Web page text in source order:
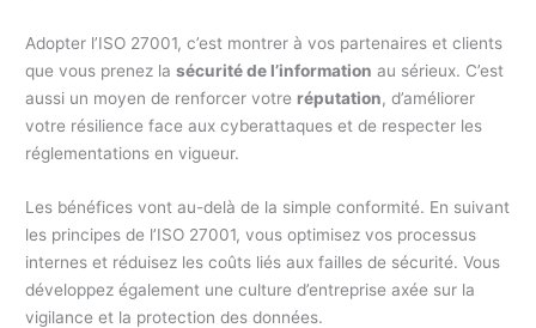
Adopter l’ISO 27001, c’est montrer à vos partenaires et clients
que vous prenez lasécurité de l’information au sérieux. C’est
aussi un moyen de renforcer votre réputation, d’améliorer
votre résilience face aux cyberattaques et de respecter les
réglementations en vigueur.
Les bénéfices vont au-delà de la simple conformité. En suivant
les principes de l’ISO 27001, vous optimisez vos processus
internes et réduisez les coûts liés aux failles de sécurité. Vous
développez également une culture d’entreprise axée sur la
vigilance et la protection des données.